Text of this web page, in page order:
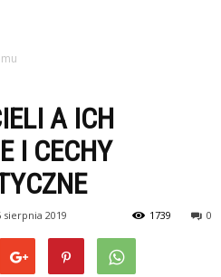
A ICH
I CECHY
sierpnia 2019 0
1739